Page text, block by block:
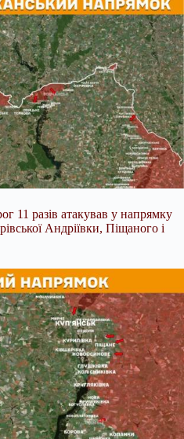
11 разів атакував у напрямку
Андріївки, Піщаного і